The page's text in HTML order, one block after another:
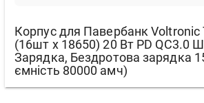
Корпус для Павербанк Voltronic
(16шт x 18650) 20 Вт PD QC3.0
Зарядка, Бездротова зарядка
ємність 80000 амч)